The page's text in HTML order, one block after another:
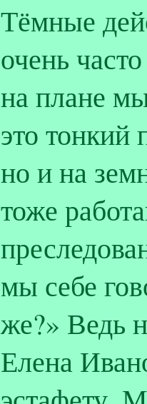
Тёмные
очень
на плане
это
но и на
тоже
мы себе
же?» Ведь
Елена